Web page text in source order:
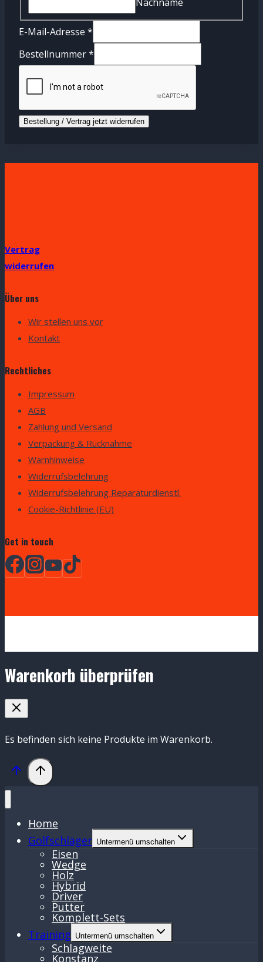
E-
Mail-
Adresse
Bestellnummer
E-Mail-Adresse *
Bestellnummer*
Bestellung / Vertrag jetzt widerrufen
Vertrag
widerrufen
Über uns
Wir stellen uns vor
Kontakt
Rechtliches
Impressum
AGB
Zahlung und Versand
Verpackung & Rücknahme
Warnhinweise
Widerrufsbelehrung
Widerrufsbelehrung Reparaturdienstl.
Cookie-Richtlinie (EU)
Get in touch
Warenkorb überprüfen
Es befinden sich keine Produkte im Warenkorb.
Home
Golfschläger Untermenü umschalten
Eisen
Wedge
Holz
Hybrid
Driver
Putter
Komplett-Sets
Training Untermenü umschalten
Schlagweite
Konstanz